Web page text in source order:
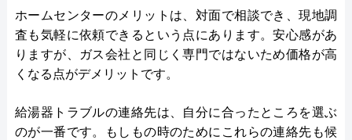
ホームセンターのメリットは、対面で相談でき、現地調
査も気軽に依頼できるという点にあります。安心感があ
りますが、ガス会社と同じく専門ではないため価格が高
くなる点がデメリットです。
給湯器トラブルの連絡先は、自分に合ったところを選ぶ
のが一番です。もしもの時のためにこれらの連絡先も候